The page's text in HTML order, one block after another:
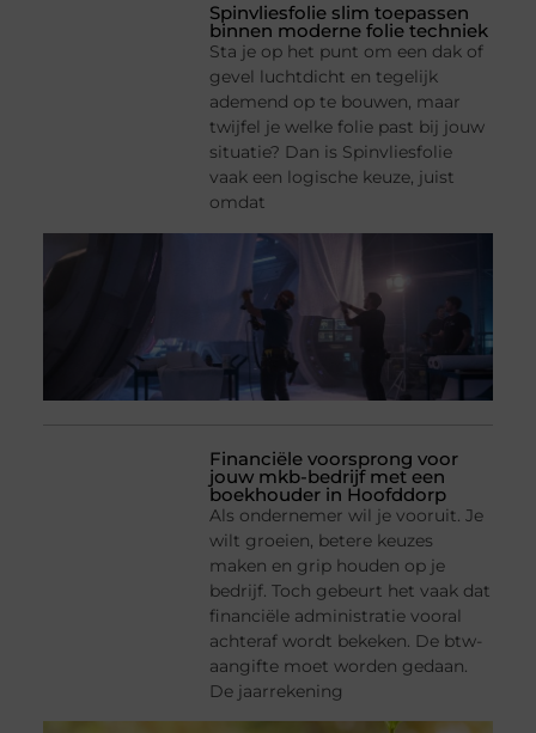
Spinvliesfolie slim toepassen
binnen moderne folie techniek
Sta je op het punt om een dak of
gevel luchtdicht en tegelijk
ademend op te bouwen, maar
twijfel je welke folie past bij jouw
situatie? Dan is Spinvliesfolie
vaak een logische keuze, juist
omdat
Financiële voorsprong voor
jouw mkb-bedrijf met een
boekhouder in Hoofddorp
Als ondernemer wil je vooruit. Je
wilt groeien, betere keuzes
maken en grip houden op je
bedrijf. Toch gebeurt het vaak dat
financiële administratie vooral
achteraf wordt bekeken. De btw-
aangifte moet worden gedaan.
De jaarrekening